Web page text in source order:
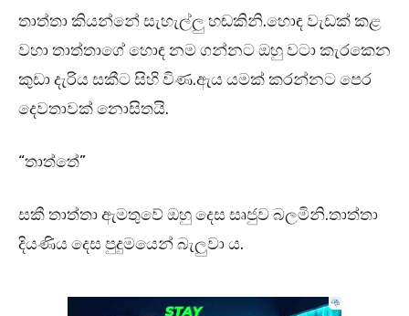
තාත්තා කියන්නේ සැහැල්ලු හඬකිනි.හොඳ වැඩක් කළ
වහා තාත්තාගේ හොඳ නම ගන්නට ඔහු වටා කැරකෙන
කුඩා දැරිය සකීට සිහි විණ.ඇය යමක් කරන්නට පෙර
දෙවතාවක් නොසිතයි.
“තාත්තේ”
සකී තාත්තා ඇමතුවේ ඔහු දෙස සෘජුව බලමිනි.තාත්තා
දියණිය දෙස පුදුමයෙන් බැලුවා ය.